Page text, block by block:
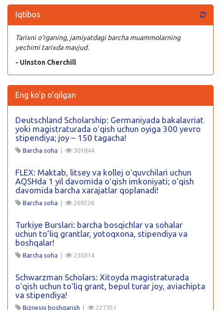
Iqtibos
Tarixni o‘rganing, jamiyatdagi barcha muammolarning
yechimi tarixda mavjud.
- Uinston Cherchill
Eng ko'p o'qilgan
Deutschland Scholarship: Germaniyada bakalavriat
yoki magistraturada oʻqish uchun oyiga 300 yevro
stipendiya; joy – 150 tagacha!
Barcha soha | 301844
FLEX: Maktab, litsey va kollej oʻquvchilari uchun
AQSHda 1 yil davomida oʻqish imkoniyati; oʻqish
davomida barcha xarajatlar qoplanadi!
Barcha soha | 269226
Turkiye Burslari: barcha bosqichlar va sohalar
uchun to’liq grantlar, yotoqxona, stipendiya va
boshqalar!
Barcha soha | 235814
Schwarzman Scholars: Xitoyda magistraturada
oʻqish uchun toʻliq grant, bepul turar joy, aviachipta
va stipendiya!
Biznesni boshqarish | 227351